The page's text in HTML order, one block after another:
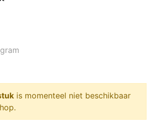
is momenteel niet beschikbaar